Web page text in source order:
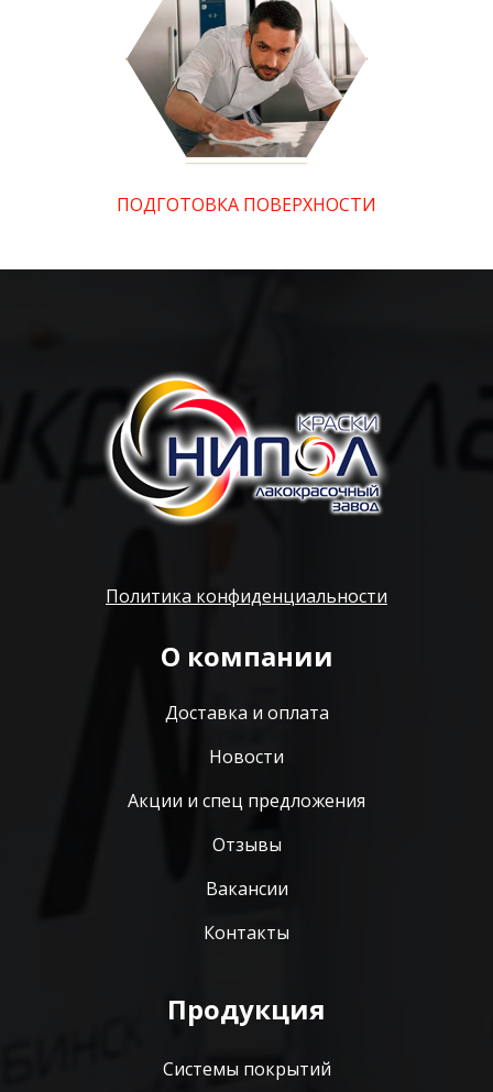
ПОДГОТОВКА ПОВЕРХНОСТИ
Политика конфиденциальности
О компании
Доставка и оплата
Новости
Акции и спец предложения
Отзывы
Вакансии
Контакты
Продукция
Системы покрытий